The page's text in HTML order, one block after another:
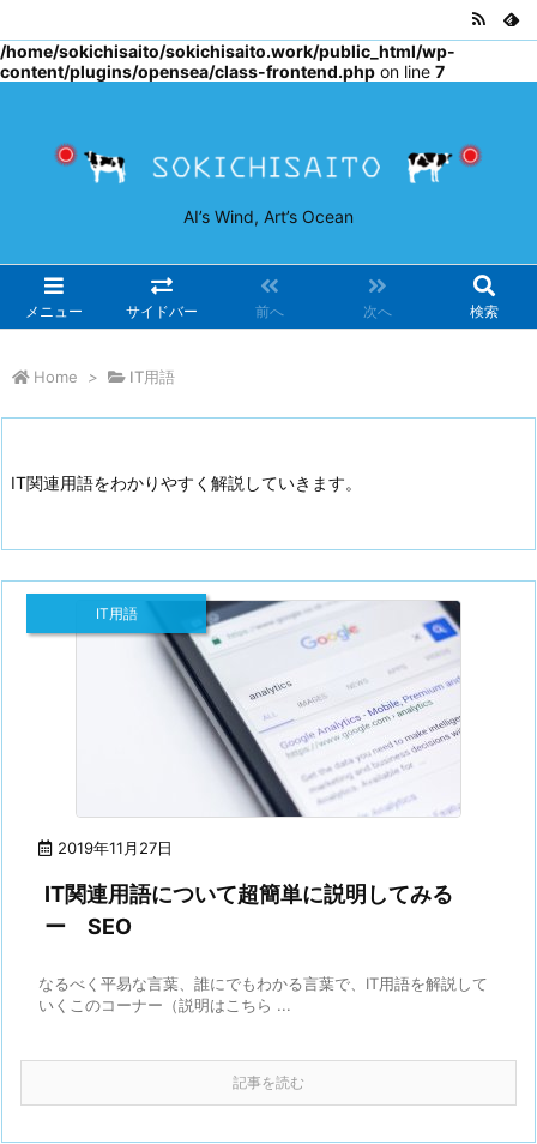
/home/sokichisaito/sokichisaito.work/public_html/wp-
content/plugins/opensea/class-frontend.php on line 7
AI’s Wind, Art’s Ocean
メニュー サイドバー 前へ 次へ 検索
Home > IT用語
IT関連用語をわかりやすく解説していきます。
2019年11月27日
IT用語
IT関連用語について超簡単に説明してみる
ー SEO
なるべく平易な言葉、誰にでもわかる言葉で、IT用語を解説して
いくこのコーナー（説明はこちら ...
記事を読む